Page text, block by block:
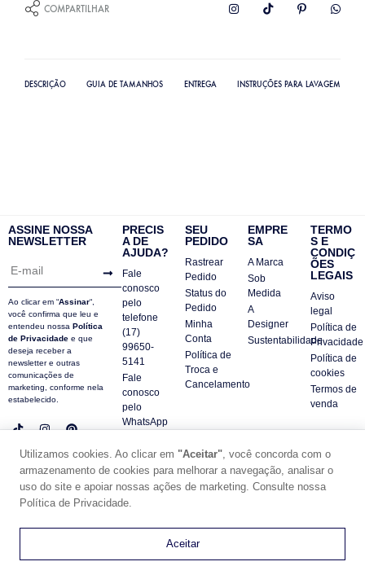
COMPARTILHAR
DESCRIÇÃO GUIA DE TAMANHOS ENTREGA INSTRUÇÕES PARA LAVAGEM
ASSINE NOSSA
NEWSLETTER
Ao clicar em “Assinar“,
você confirma que leu e
entendeu nossa Política
de Privacidade e que
deseja receber a
newsletter e outras
comunicações de
marketing, conforme nela
estabelecido.
PRECIS
A DE
AJUDA?
Fale
conosco
pelo
telefone
(17)
99650-
5141
Fale
conosco
pelo
WhatsApp
FAQ
SEU
PEDIDO
Rastrear
Pedido
Status do
Pedido
Minha
Conta
Política de
Troca e
Cancelamento
EMPRE
SA
A Marca
Sob
Medida
A
Designer
Sustentabilidade
TERMO
S E
CONDIÇ
ÕES
LEGAIS
Aviso
legal
Política de
Privacidade
Política de
cookies
Termos de
venda
© DUE PANNO - 2024 -
CNPJ18.684.752/0001-84
0
Utilizamos cookies. Ao clicar em "Aceitar", você concorda com o
armazenamento de cookies para melhorar a navegação, analisar o
uso do site e apoiar nossas ações de marketing. Consulte nossa
Política de Privacidade.
Aceitar